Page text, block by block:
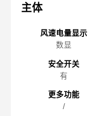
主体
风速电量显示
数显
安全开关
有
更多功能
/